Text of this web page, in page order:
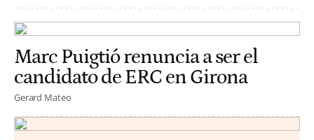
Marc Puigtió renuncia a ser el
candidato de ERC en Girona
Gerard Mateo